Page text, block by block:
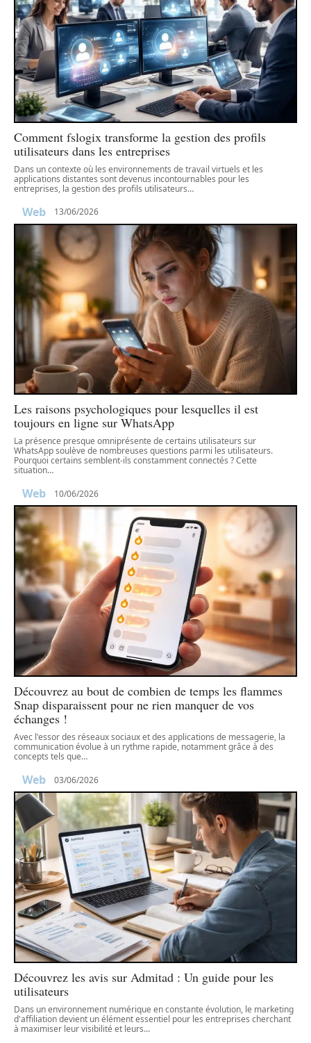
Comment fslogix transforme la gestion des profils
utilisateurs dans les entreprises
Dans un contexte où les environnements de travail virtuels et les
applications distantes sont devenus incontournables pour les
entreprises, la gestion des profils utilisateurs…
Web 13/06/2026
Les raisons psychologiques pour lesquelles il est
toujours en ligne sur WhatsApp
La présence presque omniprésente de certains utilisateurs sur
WhatsApp soulève de nombreuses questions parmi les utilisateurs.
Pourquoi certains semblent-ils constamment connectés ? Cette
situation…
Web 10/06/2026
Découvrez au bout de combien de temps les flammes
Snap disparaissent pour ne rien manquer de vos
échanges !
Avec l'essor des réseaux sociaux et des applications de messagerie, la
communication évolue à un rythme rapide, notamment grâce à des
concepts tels que…
Web 03/06/2026
Découvrez les avis sur Admitad : Un guide pour les
utilisateurs
Dans un environnement numérique en constante évolution, le marketing
d'affiliation devient un élément essentiel pour les entreprises cherchant
à maximiser leur visibilité et leurs…